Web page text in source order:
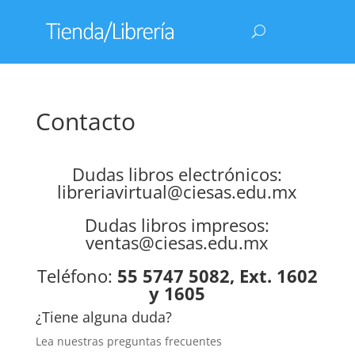
Contacto
Dudas libros electrónicos:
libreriavirtual@ciesas.edu.mx
Dudas libros impresos:
ventas@ciesas.edu.mx
Teléfono: 55 5747 5082, Ext. 1602
y 1605
¿Tiene alguna duda?
Lea nuestras preguntas frecuentes